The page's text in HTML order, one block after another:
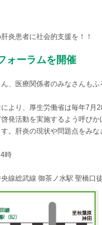
炎患者に社会的支援を！！
ォーラムを開催
、医療関係者のみなさんも
より、厚生労働省は毎年7月
発活動を実施するよう呼び
。肝炎の現状や問題点をみな
時
総武線 御茶ノ水駅 聖橋口徒